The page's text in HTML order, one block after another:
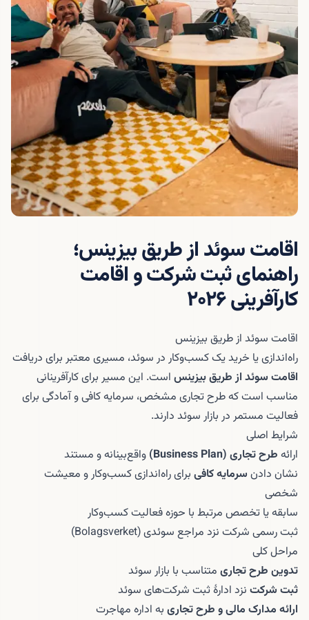
اقامت سوئد از طریق بیزینس؛
راهنمای ثبت شرکت و اقامت
کارآفرینی ۲۰۲۶
اقامت سوئد از طریق بیزینس
راه‌اندازی یا خرید یک کسب‌وکار در سوئد، مسیری معتبر برای دریافت
اقامت سوئد از طریق بیزینس است. این مسیر برای کارآفرینانی
مناسب است که طرح تجاری مشخص، سرمایه کافی و آمادگی برای
فعالیت مستمر در بازار سوئد دارند.
شرایط اصلی
ارائه طرح تجاری (Business Plan)
واقع‌بینانه و مستند
نشان دادن سرمایه کافی برای راه‌اندازی کسب‌وکار و معیشت
شخصی
سابقه یا تخصص مرتبط با حوزه فعالیت کسب‌وکار
ثبت رسمی شرکت نزد مراجع سوئدی (Bolagsverket)
مراحل کلی
تدوین طرح تجاری متناسب با بازار سوئد
ثبت شرکت نزد ادارهٔ ثبت شرکت‌های سوئد
ارائه مدارک مالی و طرح تجاری به اداره مهاجرت